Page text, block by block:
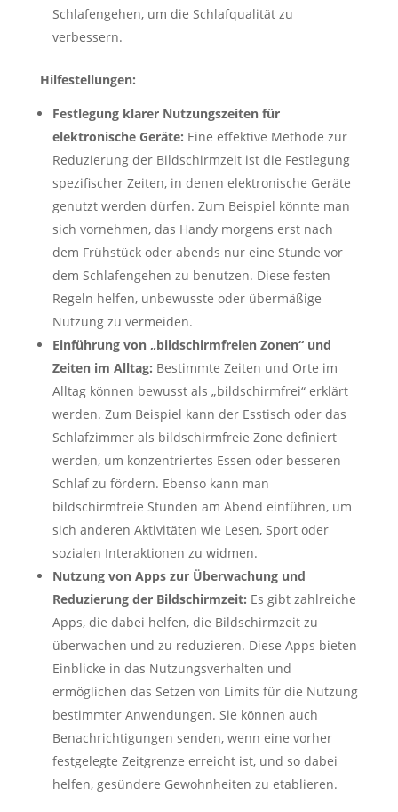
Schlafengehen, um die Schlafqualität zu
verbessern.
Hilfestellungen:
Festlegung klarer Nutzungszeiten für
elektronische Geräte: Eine effektive Methode zur
Reduzierung der Bildschirmzeit ist die Festlegung
spezifischer Zeiten, in denen elektronische Geräte
genutzt werden dürfen. Zum Beispiel könnte man
sich vornehmen, das Handy morgens erst nach
dem Frühstück oder abends nur eine Stunde vor
dem Schlafengehen zu benutzen. Diese festen
Regeln helfen, unbewusste oder übermäßige
Nutzung zu vermeiden.
Einführung von „bildschirmfreien Zonen“ und
Zeiten im Alltag: Bestimmte Zeiten und Orte im
Alltag können bewusst als „bildschirmfrei“ erklärt
werden. Zum Beispiel kann der Esstisch oder das
Schlafzimmer als bildschirmfreie Zone definiert
werden, um konzentriertes Essen oder besseren
Schlaf zu fördern. Ebenso kann man
bildschirmfreie Stunden am Abend einführen, um
sich anderen Aktivitäten wie Lesen, Sport oder
sozialen Interaktionen zu widmen.
Nutzung von Apps zur Überwachung und
Reduzierung der Bildschirmzeit: Es gibt zahlreiche
Apps, die dabei helfen, die Bildschirmzeit zu
überwachen und zu reduzieren. Diese Apps bieten
Einblicke in das Nutzungsverhalten und
ermöglichen das Setzen von Limits für die Nutzung
bestimmter Anwendungen. Sie können auch
Benachrichtigungen senden, wenn eine vorher
festgelegte Zeitgrenze erreicht ist, und so dabei
helfen, gesündere Gewohnheiten zu etablieren.